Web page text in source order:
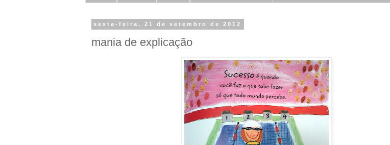
sexta-feira, 21 de setembro de 2012
mania de explicação